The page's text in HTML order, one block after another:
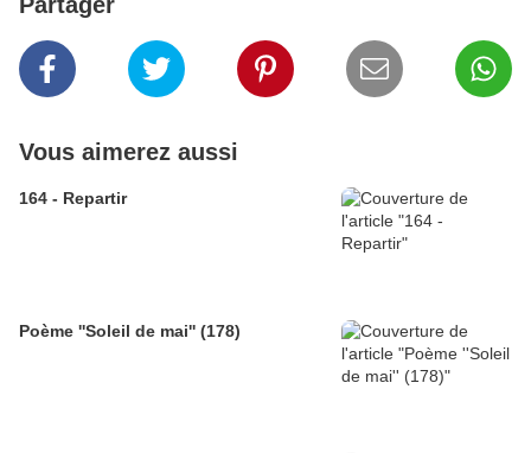
Vous aimerez aussi
164 - Repartir
Poème ''Soleil de mai'' (178)